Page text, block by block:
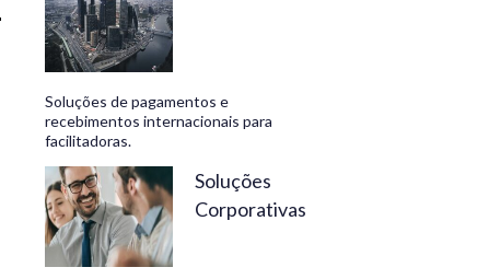
Soluções de pagamentos e
recebimentos internacionais para
facilitadoras.
Soluções
Corporativas